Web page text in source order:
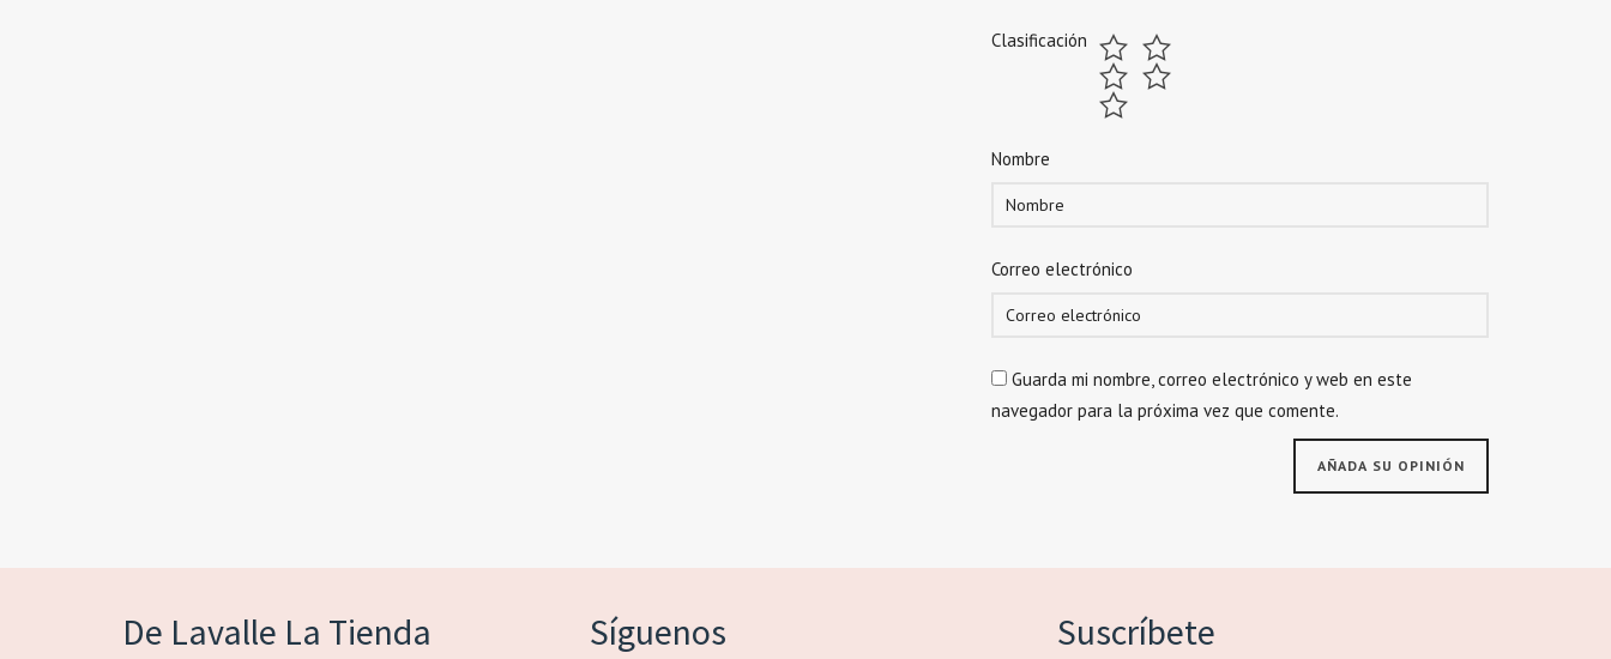
Clasificación
Nombre
Correo electrónico
Guarda mi nombre, correo electrónico y web en este
navegador para la próxima vez que comente.
De Lavalle La Tienda Síguenos Suscríbete